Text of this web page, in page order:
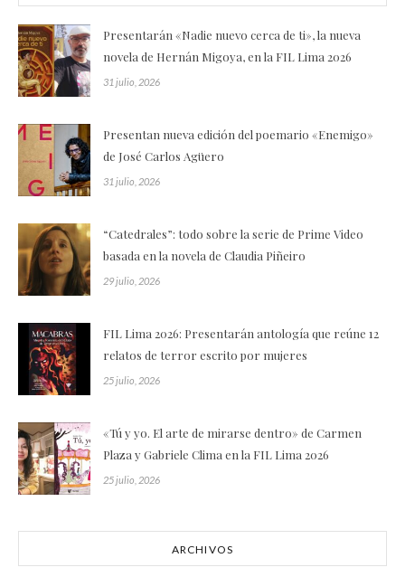
Presentarán «Nadie nuevo cerca de ti», la nueva
novela de Hernán Migoya, en la FIL Lima 2026
31 julio, 2026
Presentan nueva edición del poemario «Enemigo»
de José Carlos Agüero
31 julio, 2026
“Catedrales”: todo sobre la serie de Prime Video
basada en la novela de Claudia Piñeiro
29 julio, 2026
FIL Lima 2026: Presentarán antología que reúne 12
relatos de terror escrito por mujeres
25 julio, 2026
«Tú y yo. El arte de mirarse dentro» de Carmen
Plaza y Gabriele Clima en la FIL Lima 2026
25 julio, 2026
ARCHIVOS